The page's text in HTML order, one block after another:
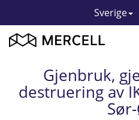
Sverige
Gjenbruk,
destruering av